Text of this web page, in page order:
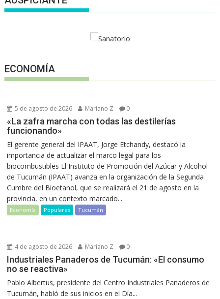
ECONOMÍA
5 de agosto de 2026 Mariano Z 0
«La zafra marcha con todas las destilerías
funcionando»
El gerente general del IPAAT, Jorge Etchandy, destacó la
importancia de actualizar el marco legal para los
biocombustibles El Instituto de Promoción del Azúcar y Alcohol
de Tucumán (IPAAT) avanza en la organización de la Segunda
Cumbre del Bioetanol, que se realizará el 21 de agosto en la
provincia, en un contexto marcado...
Economía Populares Tucumán
4 de agosto de 2026 Mariano Z 0
Industriales Panaderos de Tucumán: «El consumo
no se reactiva»
Pablo Albertus, presidente del Centro Industriales Panaderos de
Tucumán, habló de sus inicios en el Día...